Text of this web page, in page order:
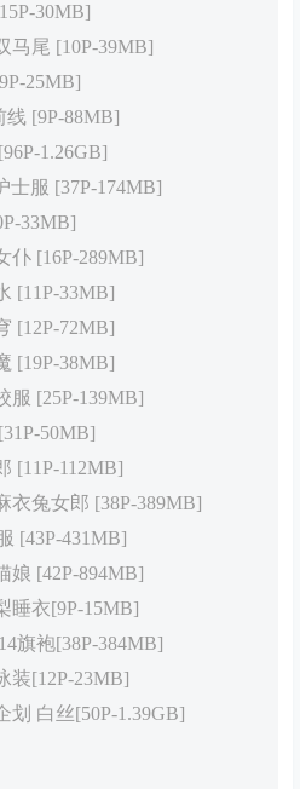
30MB]
马尾 [10P-39MB]
25MB]
线 [9P-88MB]
1.26GB]
士服 [37P-174MB]
33MB]
仆 [16P-289MB]
[11P-33MB]
[12P-72MB]
[19P-38MB]
服 [25P-139MB]
50MB]
[11P-112MB]
衣兔女郎 [38P-389MB]
[43P-431MB]
娘 [42P-894MB]
睡衣[9P-15MB]
旗袍[38P-384MB]
装[12P-23MB]
划 白丝[50P-1.39GB]